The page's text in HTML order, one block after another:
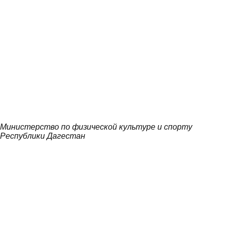
Министерство по физической культуре и спорту
Республики Дагестан